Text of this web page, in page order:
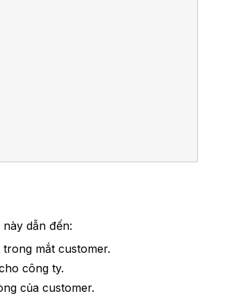
dẫn đến:
mắt customer.
công ty.
của customer.